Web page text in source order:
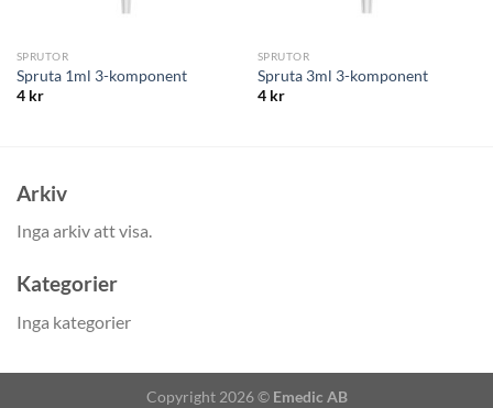
SPRUTOR
Spruta 1ml 3-komponent
4 kr
SPRUTOR
Spruta 3ml 3-komponent
4 kr
Arkiv
Inga arkiv att visa.
Kategorier
Inga kategorier
Copyright 2026 © Emedic AB